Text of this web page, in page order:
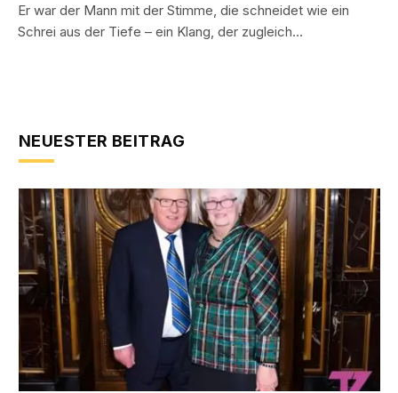
Er war der Mann mit der Stimme, die schneidet wie ein
Schrei aus der Tiefe – ein Klang, der zugleich…
NEUESTER BEITRAG